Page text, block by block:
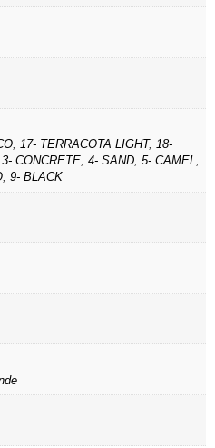
,17- TERRACOTA LIGHT,18-
3- CONCRETE,4- SAND,5- CAMEL,
,9- BLACK